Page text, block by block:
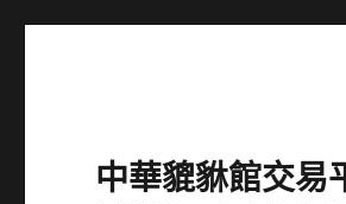
中華貔貅館交易